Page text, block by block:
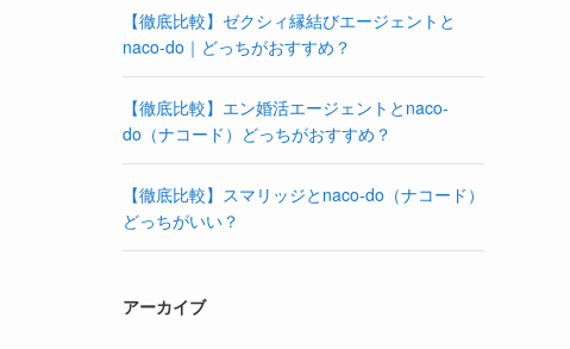
【徹底比較】ゼクシィ縁結びエージェントと
naco-do｜どっちがおすすめ？
【徹底比較】エン婚活エージェントとnaco-
do（ナコード）どっちがおすすめ？
【徹底比較】スマリッジとnaco-do（ナコード）
どっちがいい？
アーカイブ